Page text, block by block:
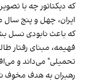
که دیکتاتور چه با
ایران، چهل و پنج سال
که باعث نابودی نسل
فهیمه، مبنای رفتار
تحمیلی" می‌داند و
رهبران به هدف مخوف